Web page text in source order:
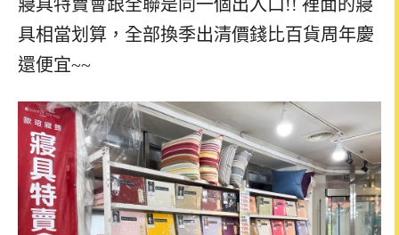
寢具特賣會跟全聯是同一個出入口!! 裡面的寢
具相當划算，全部換季出清價錢比百貨周年慶
還便宜~~